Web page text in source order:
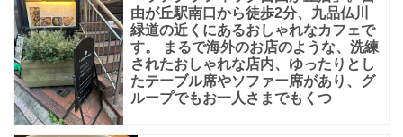
由が丘駅南口から徒歩2分、九品仏川
緑道の近くにあるおしゃれなカフェで
す。 まるで海外のお店のような、洗練
されたおしゃれな店内、ゆったりとし
たテーブル席やソファー席があり、グ
ループでもお一人さまでもくつ